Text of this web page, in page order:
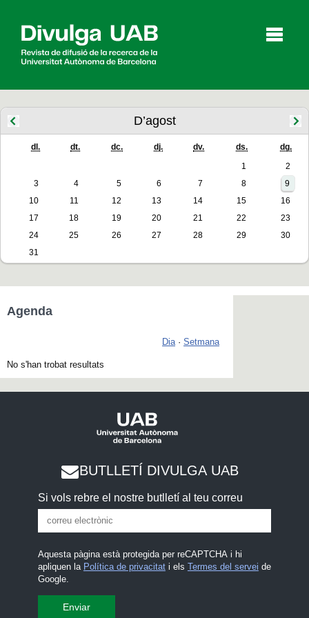
Articles Entrevistes Vídeos
English Español
D’agost
dl. dt. dc. dj. dv. ds. dg.
1
2
3
4 5 6 7 8
9
10
11 12 13 14 15
16
17
18 19 20 21 22
23
24
25 26 27 28 29
30
31
Agenda
Dia · Setmana
No s'han trobat resultats
BUTLLETÍ DIVULGA UAB
Si vols rebre el nostre butlletí al teu correu
Aquesta pàgina està protegida per reCAPTCHA i hi
apliquen la Política de privacitati els Termes del servei de
Google.